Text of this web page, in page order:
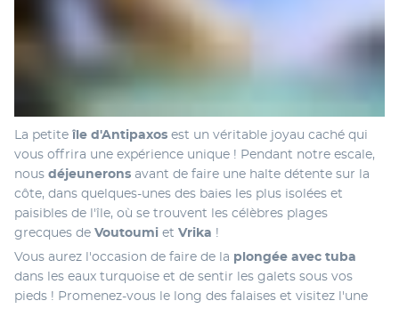
La petite île d'Antipaxos est un véritable joyau caché qui
vous offrira une expérience unique ! Pendant notre escale,
nous déjeunerons avant de faire une halte détente sur la
côte, dans quelques-unes des baies les plus isolées et
paisibles de l'île, où se trouvent les célèbres plages
grecques de Voutoumi et Vrika !
Vous aurez l'occasion de faire de la
dans les eaux turquoise et de sentir les galets sous vos
pieds ! Promenez-vous le long des falaises et visitez l'une